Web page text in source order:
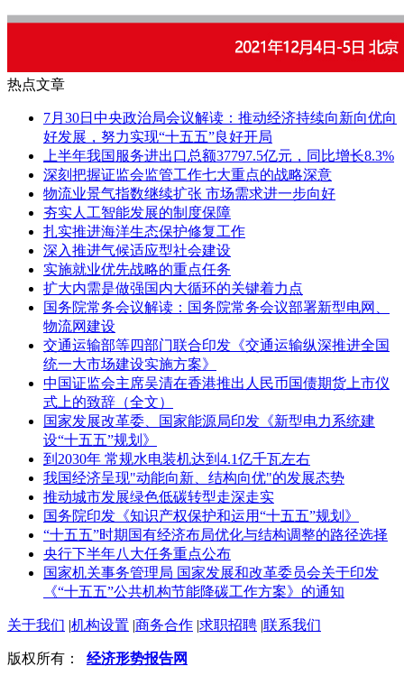
热点文章
7月30日中央政治局会议解读：推动经济持续向新向优向
好发展，努力实现“十五五”良好开局
上半年我国服务进出口总额37797.5亿元，同比增长8.3%
深刻把握证监会监管工作七大重点的战略深意
物流业景气指数继续扩张 市场需求进一步向好
夯实人工智能发展的制度保障
扎实推进海洋生态保护修复工作
深入推进气候适应型社会建设
实施就业优先战略的重点任务
扩大内需是做强国内大循环的关键着力点
国务院常务会议解读：国务院常务会议部署新型电网、
物流网建设
交通运输部等四部门联合印发《交通运输纵深推进全国
统一大市场建设实施方案》
中国证监会主席吴清在香港推出人民币国债期货上市仪
式上的致辞（全文）
国家发展改革委、国家能源局印发《新型电力系统建
设“十五五”规划》
到2030年 常规水电装机达到4.1亿千瓦左右
我国经济呈现"动能向新、结构向优"的发展态势
推动城市发展绿色低碳转型走深走实
国务院印发《知识产权保护和运用“十五五”规划》
“十五五”时期国有经济布局优化与结构调整的路径选择
央行下半年八大任务重点公布
国家机关事务管理局 国家发展和改革委员会关于印发
《“十五五”公共机构节能降碳工作方案》的通知
关于我们 |机构设置 |商务合作 |求职招聘 |联系我们
版权所有： 经济形势报告网